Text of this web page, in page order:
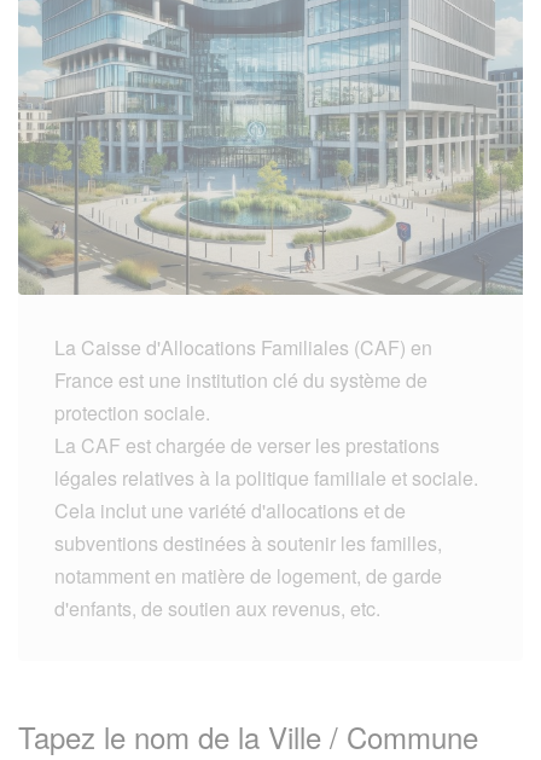
La Caisse d'Allocations Familiales (CAF) en
France est une institution clé du système de
protection sociale.
La CAF est chargée de verser les prestations
légales relatives à la politique familiale et sociale.
Cela inclut une variété d'allocations et de
subventions destinées à soutenir les familles,
notamment en matière de logement, de garde
d'enfants, de soutien aux revenus, etc.
Tapez le nom de la Ville / Commune